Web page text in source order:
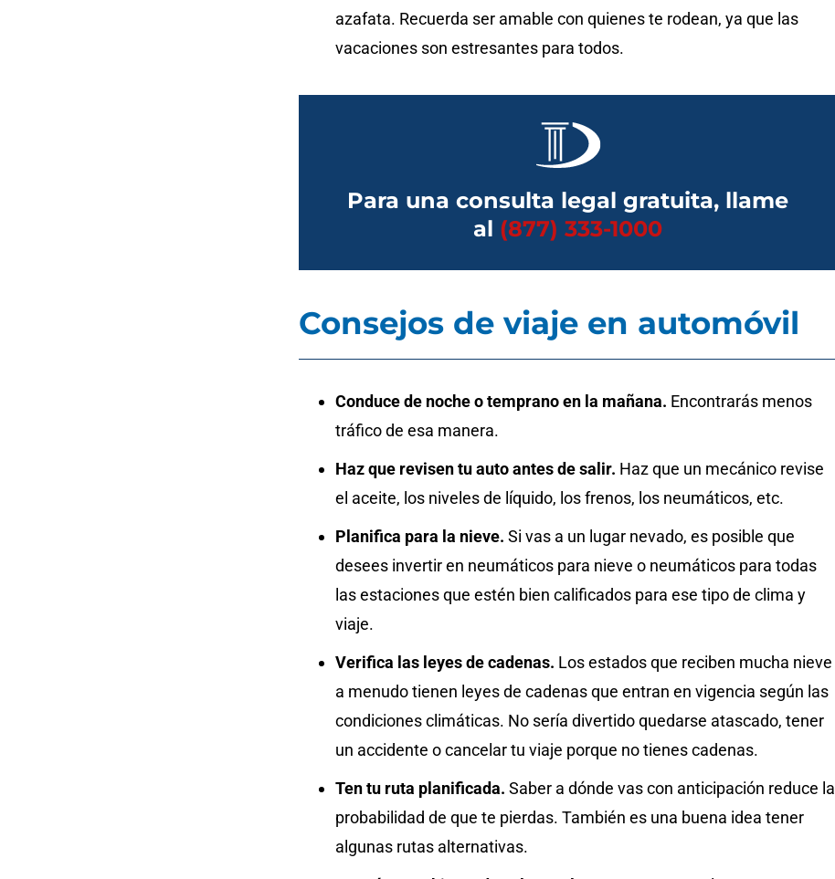
azafata. Recuerda ser amable con quienes te rodean, ya que las
vacaciones son estresantes para todos.
Para una consulta legal gratuita, llame
al (877) 333-1000
Consejos de viaje en automóvil
Conduce de noche o temprano en la mañana. Encontrarás menos
tráfico de esa manera.
Haz que revisen tu auto antes de salir. Haz que un mecánico revise
el aceite, los niveles de líquido, los frenos, los neumáticos, etc.
Planifica para la nieve. Si vas a un lugar nevado, es posible que
desees invertir en neumáticos para nieve o neumáticos para todas
las estaciones que estén bien calificados para ese tipo de clima y
viaje.
Verifica las leyes de cadenas. Los estados que reciben mucha nieve
a menudo tienen leyes de cadenas que entran en vigencia según las
condiciones climáticas. No sería divertido quedarse atascado, tener
un accidente o cancelar tu viaje porque no tienes cadenas.
Ten tu ruta planificada. Saber a dónde vas con anticipación reduce la
probabilidad de que te pierdas. También es una buena idea tener
algunas rutas alternativas.